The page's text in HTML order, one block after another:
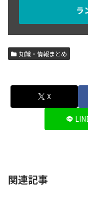
ラ
知識・情報まとめ
X
関連記事